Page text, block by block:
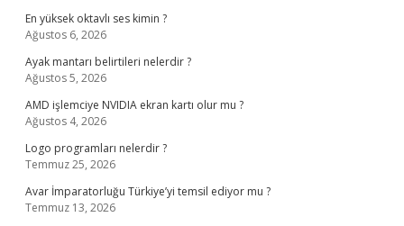
En yüksek oktavlı ses kimin ?
Ağustos 6, 2026
Ayak mantarı belirtileri nelerdir ?
Ağustos 5, 2026
AMD işlemciye NVIDIA ekran kartı olur mu ?
Ağustos 4, 2026
Logo programları nelerdir ?
Temmuz 25, 2026
Avar İmparatorluğu Türkiye’yi temsil ediyor mu ?
Temmuz 13, 2026